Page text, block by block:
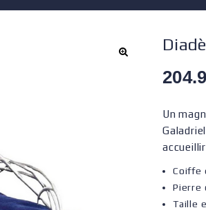
Un
Coiffe
Pierre
Taille